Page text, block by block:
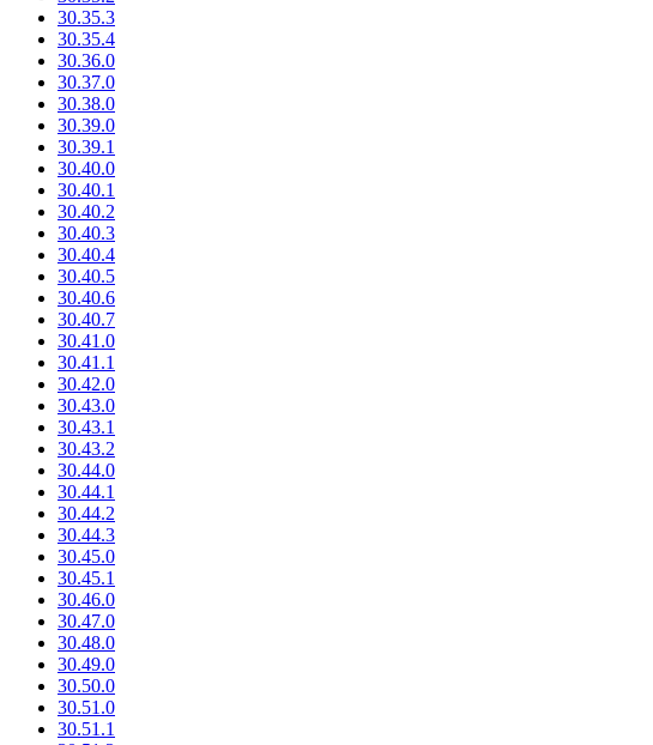
30.35.3
30.35.4
30.36.0
30.37.0
30.38.0
30.39.0
30.39.1
30.40.0
30.40.1
30.40.2
30.40.3
30.40.4
30.40.5
30.40.6
30.40.7
30.41.0
30.41.1
30.42.0
30.43.0
30.43.1
30.43.2
30.44.0
30.44.1
30.44.2
30.44.3
30.45.0
30.45.1
30.46.0
30.47.0
30.48.0
30.49.0
30.50.0
30.51.0
30.51.1